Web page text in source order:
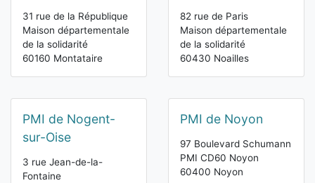
31 rue de la République
Maison départementale
de la solidarité
60160 Montataire
82 rue de Paris
Maison départementale
de la solidarité
60430 Noailles
PMI de Nogent-
sur-Oise
3 rue Jean-de-la-
Fontaine
PMI de Noyon
97 Boulevard Schumann
PMI CD60 Noyon
60400 Noyon